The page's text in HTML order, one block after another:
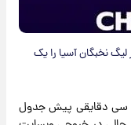
نخبگان آسیا را یک
سی دقایقی پیش جدول